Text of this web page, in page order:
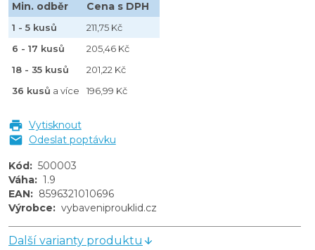
Min. odběr Cena s DPH
1 - 5 kusů
211,75 Kč
6 - 17 kusů
205,46 Kč
18 - 35 kusů
201,22 Kč
36 kusů a více 196,99 Kč
Vytisknout
Odeslat poptávku
Kód: 500003
Váha: 1.9
EAN: 8596321010696
Výrobce: vybaveniprouklid.cz
Další varianty produktu